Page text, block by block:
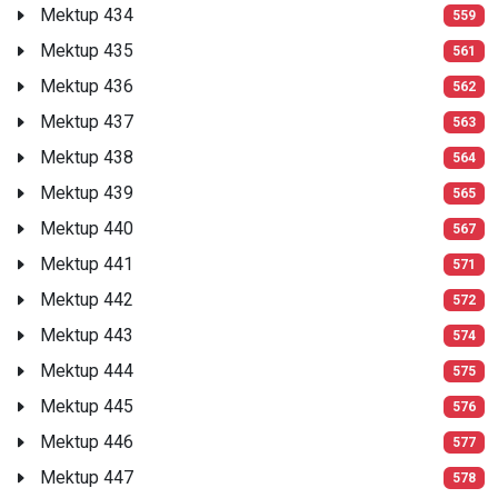
Mektup 434 559
Mektup 435 561
Mektup 436 562
Mektup 437 563
Mektup 438 564
Mektup 439 565
Mektup 440 567
Mektup 441 571
Mektup 442 572
Mektup 443 574
Mektup 444 575
Mektup 445 576
Mektup 446 577
Mektup 447 578